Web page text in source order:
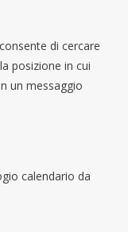
di cercare
posizione in cui
un messaggio
calendario da